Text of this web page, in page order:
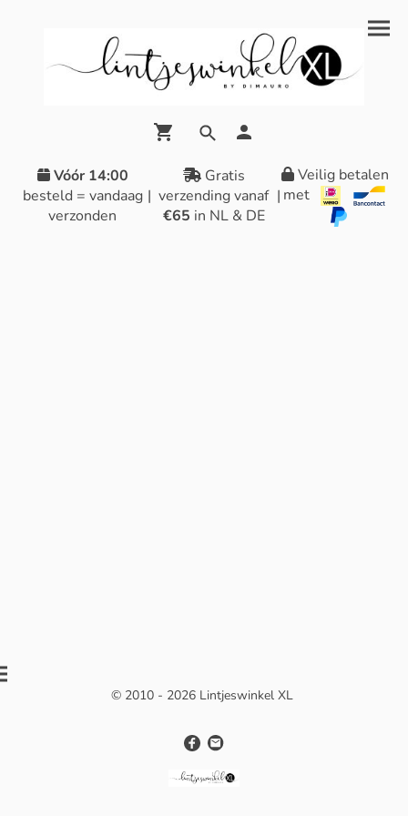
Vóór 14:00
besteld = vandaag
verzonden
|
Gratis
verzending vanaf
€65 in NL & DE
|
Veilig betalen
met
© 2010 - 2026 Lintjeswinkel XL